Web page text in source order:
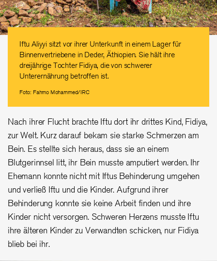
Iftu Aliyyi sitzt vor ihrer Unterkunft in einem Lager für
Binnenvertriebene in Deder, Äthiopien. Sie hält ihre
dreijährige Tochter Fidiya, die von schwerer
Unterernährung betroffen ist.
Foto: Fahmo Mohammed/IRC
Nach ihrer Flucht brachte Iftu dort ihr drittes Kind, Fidiya,
zur Welt. Kurz darauf bekam sie starke Schmerzen am
Bein. Es stellte sich heraus, dass sie an einem
Blutgerinnsel litt, ihr Bein musste amputiert werden. Ihr
Ehemann konnte nicht mit Iftus Behinderung umgehen
und verließ Iftu und die Kinder. Aufgrund ihrer
Behinderung konnte sie keine Arbeit finden und ihre
Kinder nicht versorgen. Schweren Herzens musste Iftu
ihre älteren Kinder zu Verwandten schicken, nur Fidiya
blieb bei ihr.